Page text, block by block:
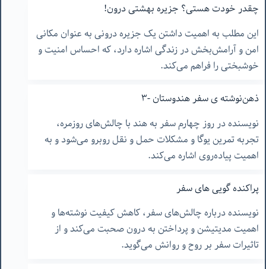
چقدر خودت هستی؟ جزیره بهشتی درون!
این مطلب به اهمیت داشتن یک جزیره درونی به عنوان مکانی
امن و آرامش‌بخش در زندگی اشاره دارد، که احساس امنیت و
خوشبختی را فراهم می‌کند.
ذهن‌نوشته ‌ی سفر هندوستان -٣
نویسنده در روز چهارم سفر به هند با چالش‌های روزمره،
تجربه تمرین یوگا و مشکلات حمل و نقل روبرو می‌شود و به
اهمیت پیاده‌روی اشاره می‌کند.
پراکنده گویی های سفر
نویسنده درباره چالش‌های سفر، کاهش کیفیت نوشته‌ها و
اهمیت مدیتیشن و پرداختن به درون صحبت می‌کند و از
تاثیرات سفر بر روح و روانش می‌گوید.